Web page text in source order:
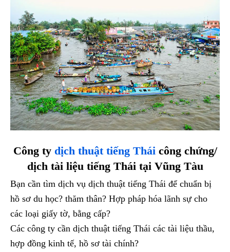
Công ty dịch thuật tiếng Thái công chứng/
dịch tài liệu tiếng Thái tại Vũng Tàu
Bạn cần tìm dịch vụ dịch thuật tiếng Thái để chuẩn bị
hồ sơ du học? thăm thân? Hợp pháp hóa lãnh sự cho
các loại giấy tờ, bằng cấp?
Các công ty cần dịch thuật tiếng Thái các tài liệu thầu,
hợp đồng kinh tế, hồ sơ tài chính?